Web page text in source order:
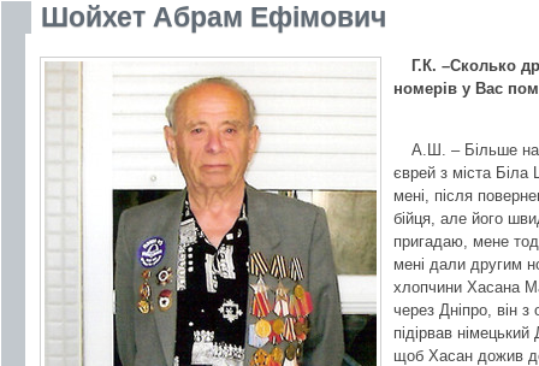
Шойхет Абрам Ефімович
Г.К. –Сколько
номерів у Вас
А.Ш. – Більше
єврей з міста Біла
мені, після
бійця, але його
пригадаю, мене
мені дали другим
хлопчини Хасана
через Дніпро, він
підірвав
щоб Хасан дожив